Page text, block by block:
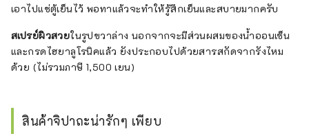
เอาไปแช่ตู้เย็นไว้ พอทาแล้วจะทำให้รู้สึกเย็นและสบายมากครับ
สเปรย์ผิวสวยในรูปขวาล่าง นอกจากจะมีส่วนผสมของน้ำออนเซ็น
และกรดไฮยาลูโรนิคแล้ว ยังประกอบไปด้วยสารสกัดจากรังไหม
ด้วย (ไม่รวมภาษี 1,500 เยน)
สินค้าจิปาถะน่ารักๆ เพียบ